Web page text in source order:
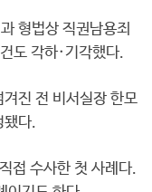
형법상 직권남용죄
도 각하·기각했다.
진 전 비서실장 한모
됐다.
접 수사한 첫 사례다.